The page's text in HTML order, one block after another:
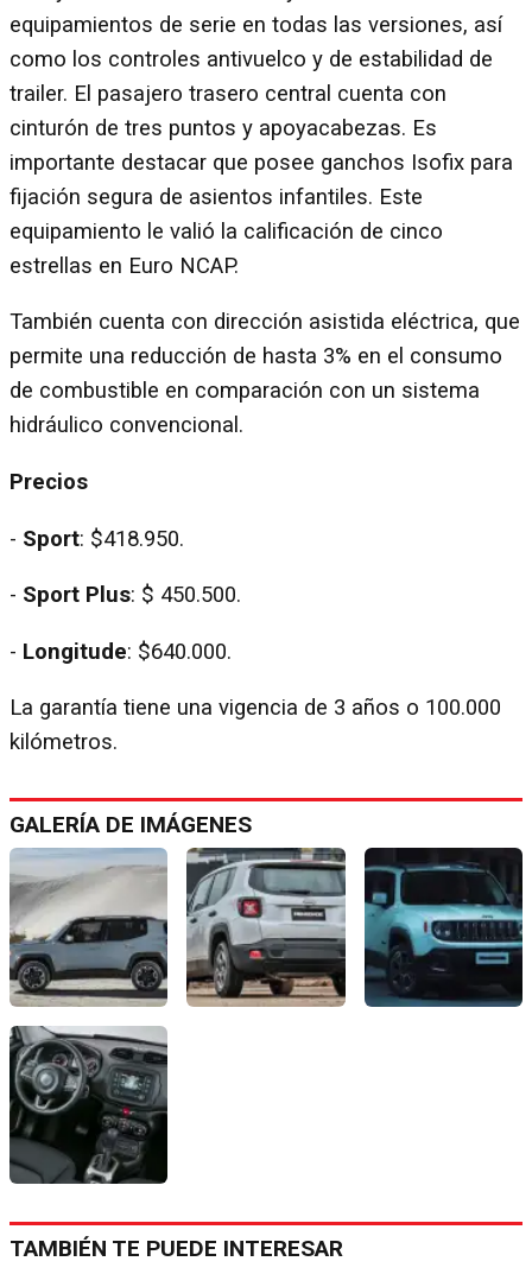
equipamientos de serie en todas las versiones, así
como los controles antivuelco y de estabilidad de
trailer. El pasajero trasero central cuenta con
cinturón de tres puntos y apoyacabezas. Es
importante destacar que posee ganchos Isofix para
fijación segura de asientos infantiles. Este
equipamiento le valió la calificación de cinco
estrellas en Euro NCAP.
También cuenta con dirección asistida eléctrica, que
permite una reducción de hasta 3% en el consumo
de combustible en comparación con un sistema
hidráulico convencional.
Precios
- Sport: $418.950.
- Sport Plus: $ 450.500.
- Longitude: $640.000.
La garantía tiene una vigencia de 3 años o 100.000
kilómetros.
GALERÍA DE IMÁGENES
TAMBIÉN TE PUEDE INTERESAR